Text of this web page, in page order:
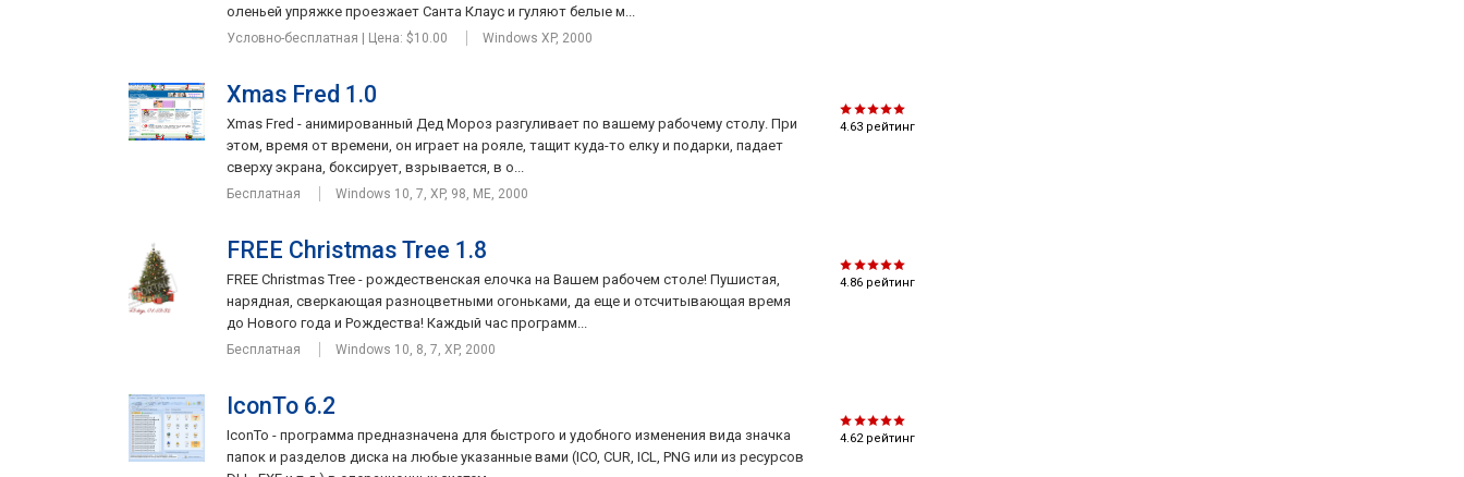
оленьей упряжке проезжает Санта Клаус и гуляют белые м...
Условно-бесплатная | Цена: $10.00 Windows XP, 2000
4.63 рейтинг
Xmas Fred 1.0
Xmas Fred - анимированный Дед Мороз разгуливает по вашему рабочему столу. При
этом, время от времени, он играет на рояле, тащит куда-то елку и подарки, падает
сверху экрана, боксирует, взрывается, в о...
Бесплатная Windows 10, 7, XP, 98, ME, 2000
4.86 рейтинг
FREE Christmas Tree 1.8
FREE Christmas Tree - рождественская елочка на Вашем рабочем столе! Пушистая,
нарядная, сверкающая разноцветными огоньками, да еще и отсчитывающая время
до Нового года и Рождества! Каждый час программ...
Бесплатная Windows 10, 8, 7, XP, 2000
4.62рейтинг
IconTo 6.2
IconTo - программа предназначена для быстрого и удобного изменения вида значка
папок и разделов диска на любые указанные вами (ICO, CUR, ICL, PNG или из ресурсов